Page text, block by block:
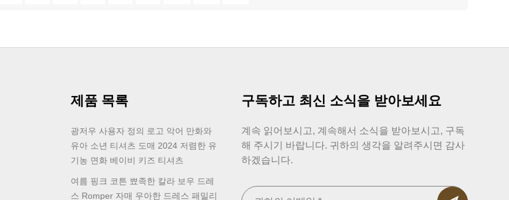
제품 목록
광저우 사용자 정의 로고 악어 만화와
유아 소년 티셔츠 도매 2024 저렴한 유
기농 면화 베이비 키즈 티셔츠
여름 핑크 코튼 뾰족한 칼라 보우 드레
스 Romper 자매 우아한 드레스 패밀리
구독하고 최신 소식을 받아보세요
계속 읽어보시고, 계속해서 소식을 받아보시고, 구독
해 주시기 바랍니다. 귀하의 생각을 알려주시면 감사
하겠습니다.